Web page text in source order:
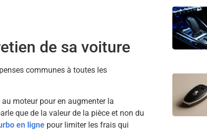
de sa voiture
communes à toutes les
moteur pour en augmenter la
que de la valeur de la pièce et non du
en ligne pour limiter les frais qui